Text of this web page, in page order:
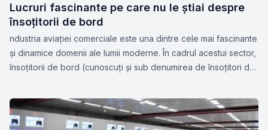
Lucruri fascinante pe care nu le știai despre
însoțitorii de bord
ndustria aviației comerciale este una dintre cele mai fascinante
și dinamice domenii ale lumii moderne. În cadrul acestui sector,
însoțitorii de bord (cunoscuți și sub denumirea de însoțitori de